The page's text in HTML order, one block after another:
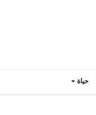
حياة